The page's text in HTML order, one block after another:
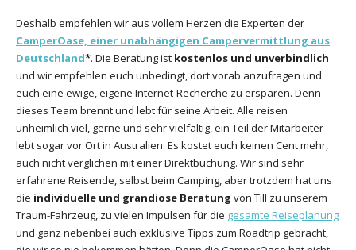
Deshalb empfehlen wir aus vollem Herzen die Experten der
CamperOase, einer unabhängigen Campervermittlung aus
Deutschland*. Die Beratung ist kostenlos und unverbindlich
und wir empfehlen euch unbedingt, dort vorab anzufragen und
euch eine ewige, eigene Internet-Recherche zu ersparen. Denn
dieses Team brennt und lebt für seine Arbeit. Alle reisen
unheimlich viel, gerne und sehr vielfältig, ein Teil der Mitarbeiter
lebt sogar vor Ort in Australien. Es kostet euch keinen Cent mehr,
auch nicht verglichen mit einer Direktbuchung. Wir sind sehr
erfahrene Reisende, selbst beim Camping, aber trotzdem hat uns
die individuelle und grandiose Beratung von Till zu unserem
Traum-Fahrzeug, zu vielen Impulsen für die gesamte Reiseplanung
und ganz nebenbei auch exklusive Tipps zum Roadtrip gebracht,